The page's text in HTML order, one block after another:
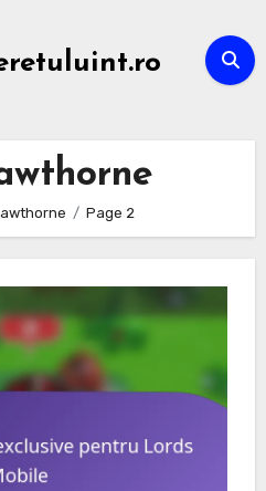
Page 2